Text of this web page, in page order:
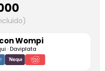
Wompi
· Daviplata